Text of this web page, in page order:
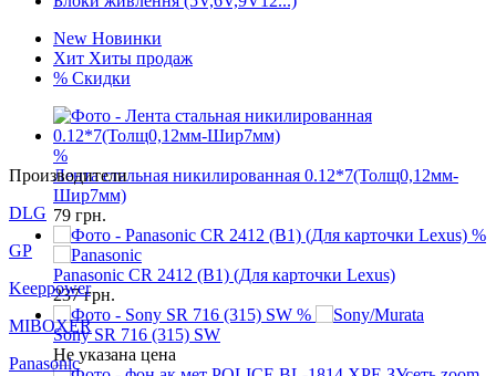
New Новинки
Хит Хиты продаж
% Скидки
%
Лента стальная никилированная 0.12*7(Толщ0,12мм-
Шир7мм)
79 грн.
%
Panasonic CR 2412 (B1) (Для карточки Lexus)
237грн.
%
Sony SR 716 (315) SW
Не указана цена
Производители
DLG
GP
Keeppower
MIBOXER